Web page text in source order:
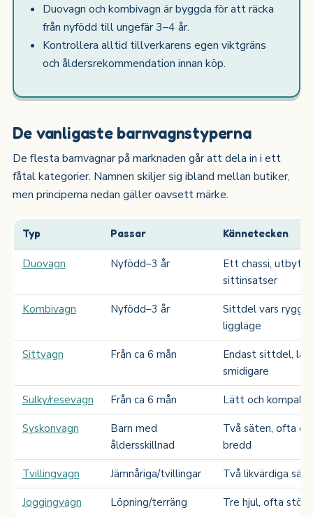
Duovagn och kombivagn är byggda för att räcka
från nyfödd till ungefär 3–4 år.
Kontrollera alltid tillverkarens egen viktgräns
och åldersrekommendation innan köp.
De vanligaste barnvagnstyperna
De flesta barnvagnar på marknaden går att dela in i ett
fåtal kategorier. Namnen skiljer sig ibland mellan butiker,
men principerna nedan gäller oavsett märke.
Typ Passar Kännetecken
Duovagn Nyfödd–3 år
Ett chassi,
sittinsatser
Kombivagn Nyfödd–3 år
Sittdel vars rygg
liggläge
Sittvagn Från ca 6 mån
Endast sittdel,
smidigare
Sulky/resevagn Från ca 6 mån Lätt och
Syskonvagn
Barn med
åldersskillnad
Två säten, ofta
bredd
Tvillingvagn Jämnåriga/tvillingar Två likvärdiga
Joggingvagn Löpning/terräng Tre hjul, ofta